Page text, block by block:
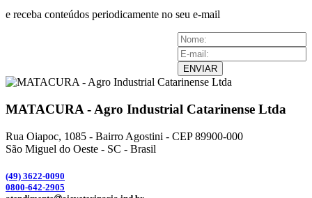
e receba conteúdos periodicamente no seu e-mail
ENVIAR
MATACURA - Agro Industrial Catarinense Ltda
Rua Oiapoc, 1085 - Bairro Agostini - CEP 89900-000
São Miguel do Oeste - SC - Brasil
(49) 3622-0090
0800-642-2905